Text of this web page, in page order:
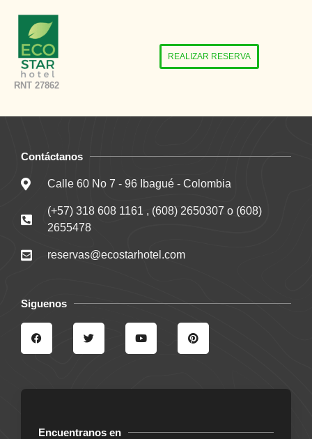
RNT 27862
REALIZAR RESERVA
Contáctanos
Calle 60 No 7 - 96 Ibagué - Colombia
(+57) 318 608 1161 , (608) 2650307 o (608)
2655478
reservas@ecostarhotel.com
Siguenos
Encuentranos en